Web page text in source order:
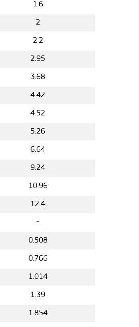
1.6
2
2.2
2.95
3.68
4.42
4.52
5.26
6.64
9.24
10.96
12.4
-
0.508
0.766
1.014
1.39
1.854